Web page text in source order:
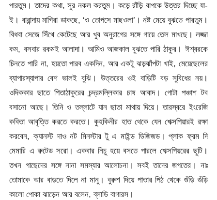
পারতুম। তাদের কথা, সুর নকল করতুম। কড়ে রাঁড়ি বাপকে উত্তর দিচ্ছে যা-
ই। বারান্দায় মাগিরা ডাকছে, ‘ও তোপসে মাছওলা’। নষ্ট মেয়ে বুঝতে পারতুম।
বিধবা সেজে সিঁথে কেটেছে আর খুব অনুরাগের সঙ্গে গায়ে তেল মাখছে। লজ্জা
কম, বসবার রকমই আলাদা। আমিও আজকাল বুঝতে পারি ঠাকুর। ঈশ্বরকে
চিনতে পারি না, হয়তো পারব একদিন, আর একটু ঝড়ঝাঁপটা খাই, মেয়েছেলের
ব্যাপারস্যাপার বেশ ভালই বুঝি। উত্তরের ওই বাড়িটি বড় সুবিধের নয়।
ওদিককার ছাতে পিতাঠাকুরের চন্দ্রমল্লিকার চাষ আবাদ। গোটা পঞ্চাশ টব
বসানো আছে। তিনি ও তল্লাটে যান ছাতা মাথায় দিয়ে। তারস্বরে ইংরেজি
কবিতা আবৃত্তি করতে করতে। কুহকিনীর হাত থেকে যেন শেক্সপিয়ারই রক্ষা
করবেন, ক্যানস্ট দাও নট মিনস্টার টু এ মাইন্ড ডিজিজড। প্লাক ফ্রম দি
মেমারি এ রুটেড সরো। একবার নিচু হয়ে বসতে পারলে শেক্সপিয়রের ছুটি।
তখন গাছেদের সঙ্গে নানা সমস্যার আলোচনা। সবই তাদের জগতের। নাঃ
তোমাকে আর বাড়তে দিলে না মানু। বুরুশ দিয়ে পাতার পিঠ থেকে গুঁড়ি গুঁড়ি
কালো পোকা ঝাড়েন আর বলেন, ব্লাডি বাগারস।